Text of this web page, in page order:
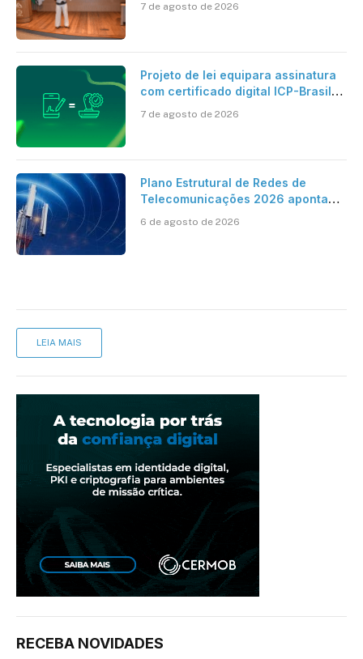
7 de agosto de 2026
Projeto de lei equipara assinatura
com certificado digital ICP-Brasil
cartório
7 de agosto de 2026
Plano Estrutural de Redes de
Telecomunicações 2026 aponta
mantém desafio
6 de agosto de 2026
LEIA MAIS
RECEBA NOVIDADES